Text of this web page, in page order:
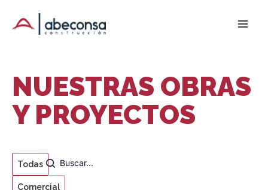
NUESTRAS OBRAS
Y PROYECTOS
Todas
Comercial